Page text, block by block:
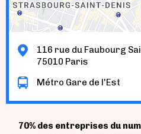
70% des entreprises du
116 rue du Faubourg
75010 Paris
Métro Gare de l'Est